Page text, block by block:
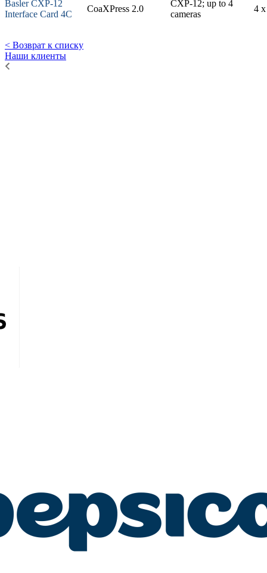
Basler CXP-12
Interface Card 4C
CoaXPress 2.0
CXP-12; up to 4
cameras
4
< Возврат к списку
Наши клиенты